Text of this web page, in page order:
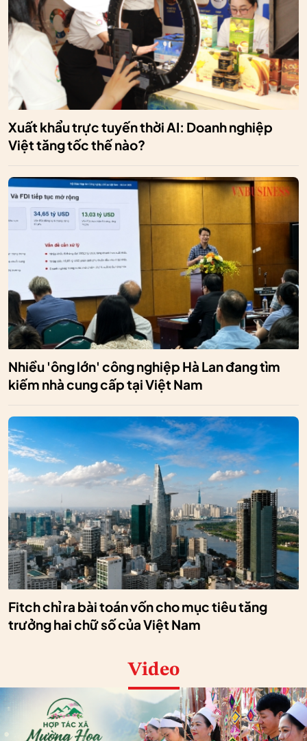
Xuất khẩu trực tuyến thời AI: Doanh nghiệp
Việt tăng tốc thế nào?
Nhiều 'ông lớn' công nghiệp Hà Lan đang tìm
kiếm nhà cung cấp tại Việt Nam
Fitch chỉ ra bài toán vốn cho mục tiêu tăng
trưởng hai chữ số của Việt Nam
Video